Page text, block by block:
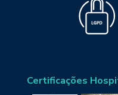
Certificações